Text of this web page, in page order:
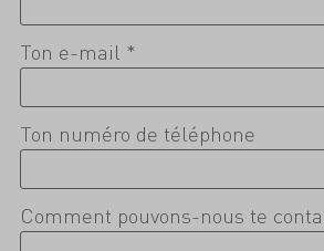
Ton e-mail *
Ton numéro de téléphone
Comment pouvons-nous te